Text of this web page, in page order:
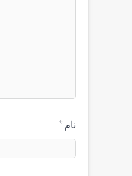
نام *